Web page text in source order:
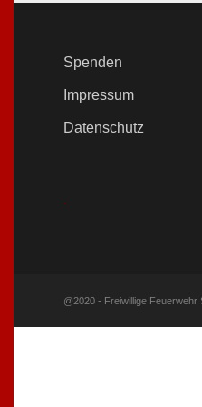
Spenden
Impressum
Datenschutz
.
@2020 - Freiwillige Feuerwehr